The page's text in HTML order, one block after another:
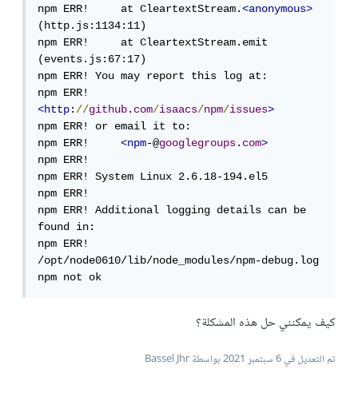
npm ERR!     at CleartextStream.<anonymous>
(http.js:1134:11)
npm ERR!     at CleartextStream.emit
(events.js:67:17)
npm ERR! You may report this log at:
<http://github.com/isaacs/npm/issues>
npm ERR! or email it to:
npm ERR! <npm-@googlegroups.com>
npm ERR!
npm ERR! System Linux 2.6.18-194.el5
npm ERR!
npm ERR! Additional logging details can be
found in:
npm ERR!
/opt/node0610/lib/node_modules/npm-debug.log
npm not ok
كيف يمكنني حل هذه المشكلة؟
تم التعديل في6 سبتمبر 2021 بواسطة Bassel Jhr